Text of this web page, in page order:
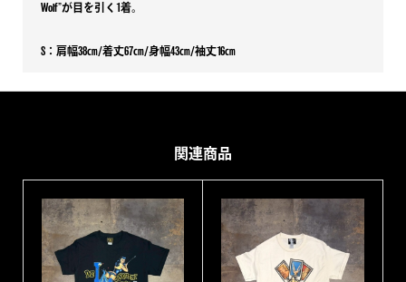
Wolf”が目を引く1着。
S：肩幅38㎝/着丈67㎝/身幅43㎝/袖丈16㎝
関連商品